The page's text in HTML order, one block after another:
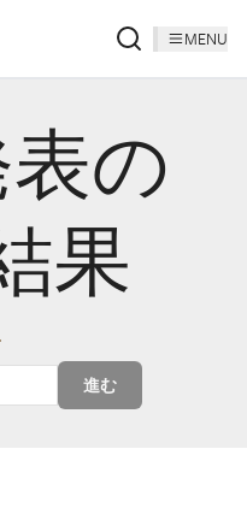
MENU
の
果
進む